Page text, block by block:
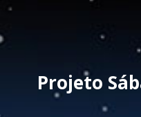
Projeto